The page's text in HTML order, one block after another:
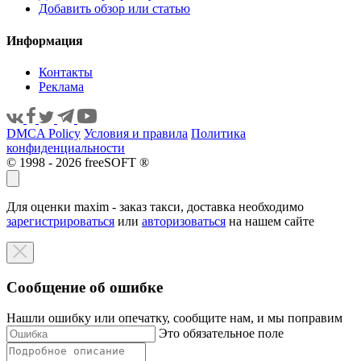
Добавить обзор или статью
Информация
Контакты
Реклама
DMCA Policy Условия и правила Политика
конфиденциальности
© 1998 - 2026 freeSOFT ®
Для оценки maxim - заказ такси, доставка необходимо
зарегистрироваться или авторизоваться на нашем сайте
Сообщение об ошибке
Нашли ошибку или опечатку, сообщите нам, и мы поправим
Это обязательное поле